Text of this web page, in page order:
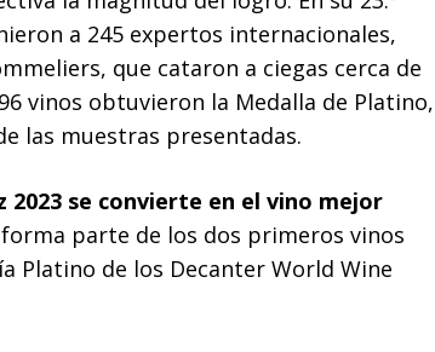
a 245 expertos internacionales,
que cataron a ciegas cerca de
vinos obtuvieron la Medalla de Platino,
las muestras presentadas.
2023 se convierte en el vino mejor
parte de los dos primeros vinos
Platino de los Decanter World Wine